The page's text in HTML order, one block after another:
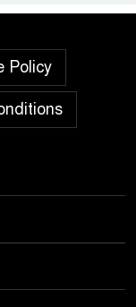
মতবিনিময়
কর্মসূচি পালিত
বিয়ের
মর্যাদায়
Policy